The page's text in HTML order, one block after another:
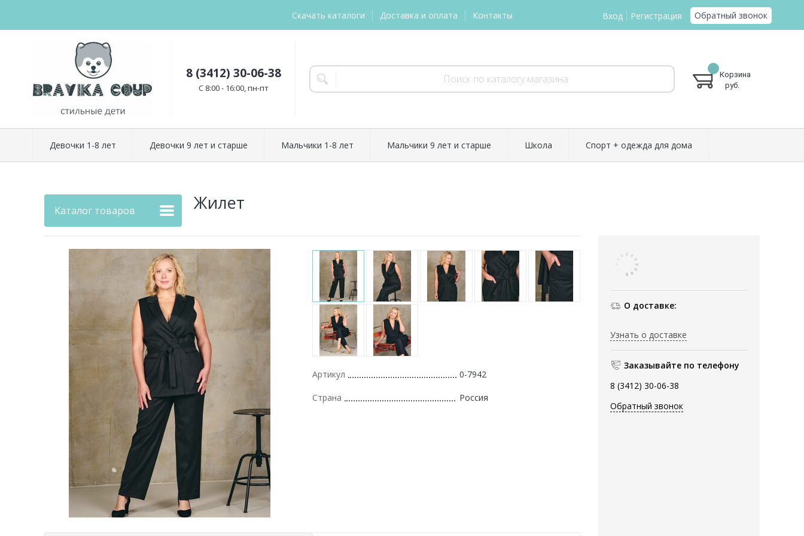
Скачать каталоги Доставка и оплата Контакты Вход Регистрация Обратный звонок
8 (3412) 30-06-38
C 8:00 - 16:00, пн-пт
Корзина
руб.
Девочки 1-8 лет Девочки 9 лет и старше Мальчики 1-8 лет Мальчики 9 лет и старше Школа Спорт + одежда для дома
Каталог товаров Жилет
О доставке:
Узнать о доставке
Заказывайте по телефону
8 (3412) 30-06-38
Обратный звонок
Артикул 0-7942
Страна Россия